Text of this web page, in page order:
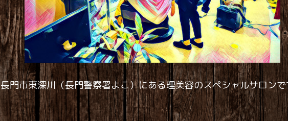
長門市東深川（長門警察署よこ）にある理美容のスペシャルサロンで